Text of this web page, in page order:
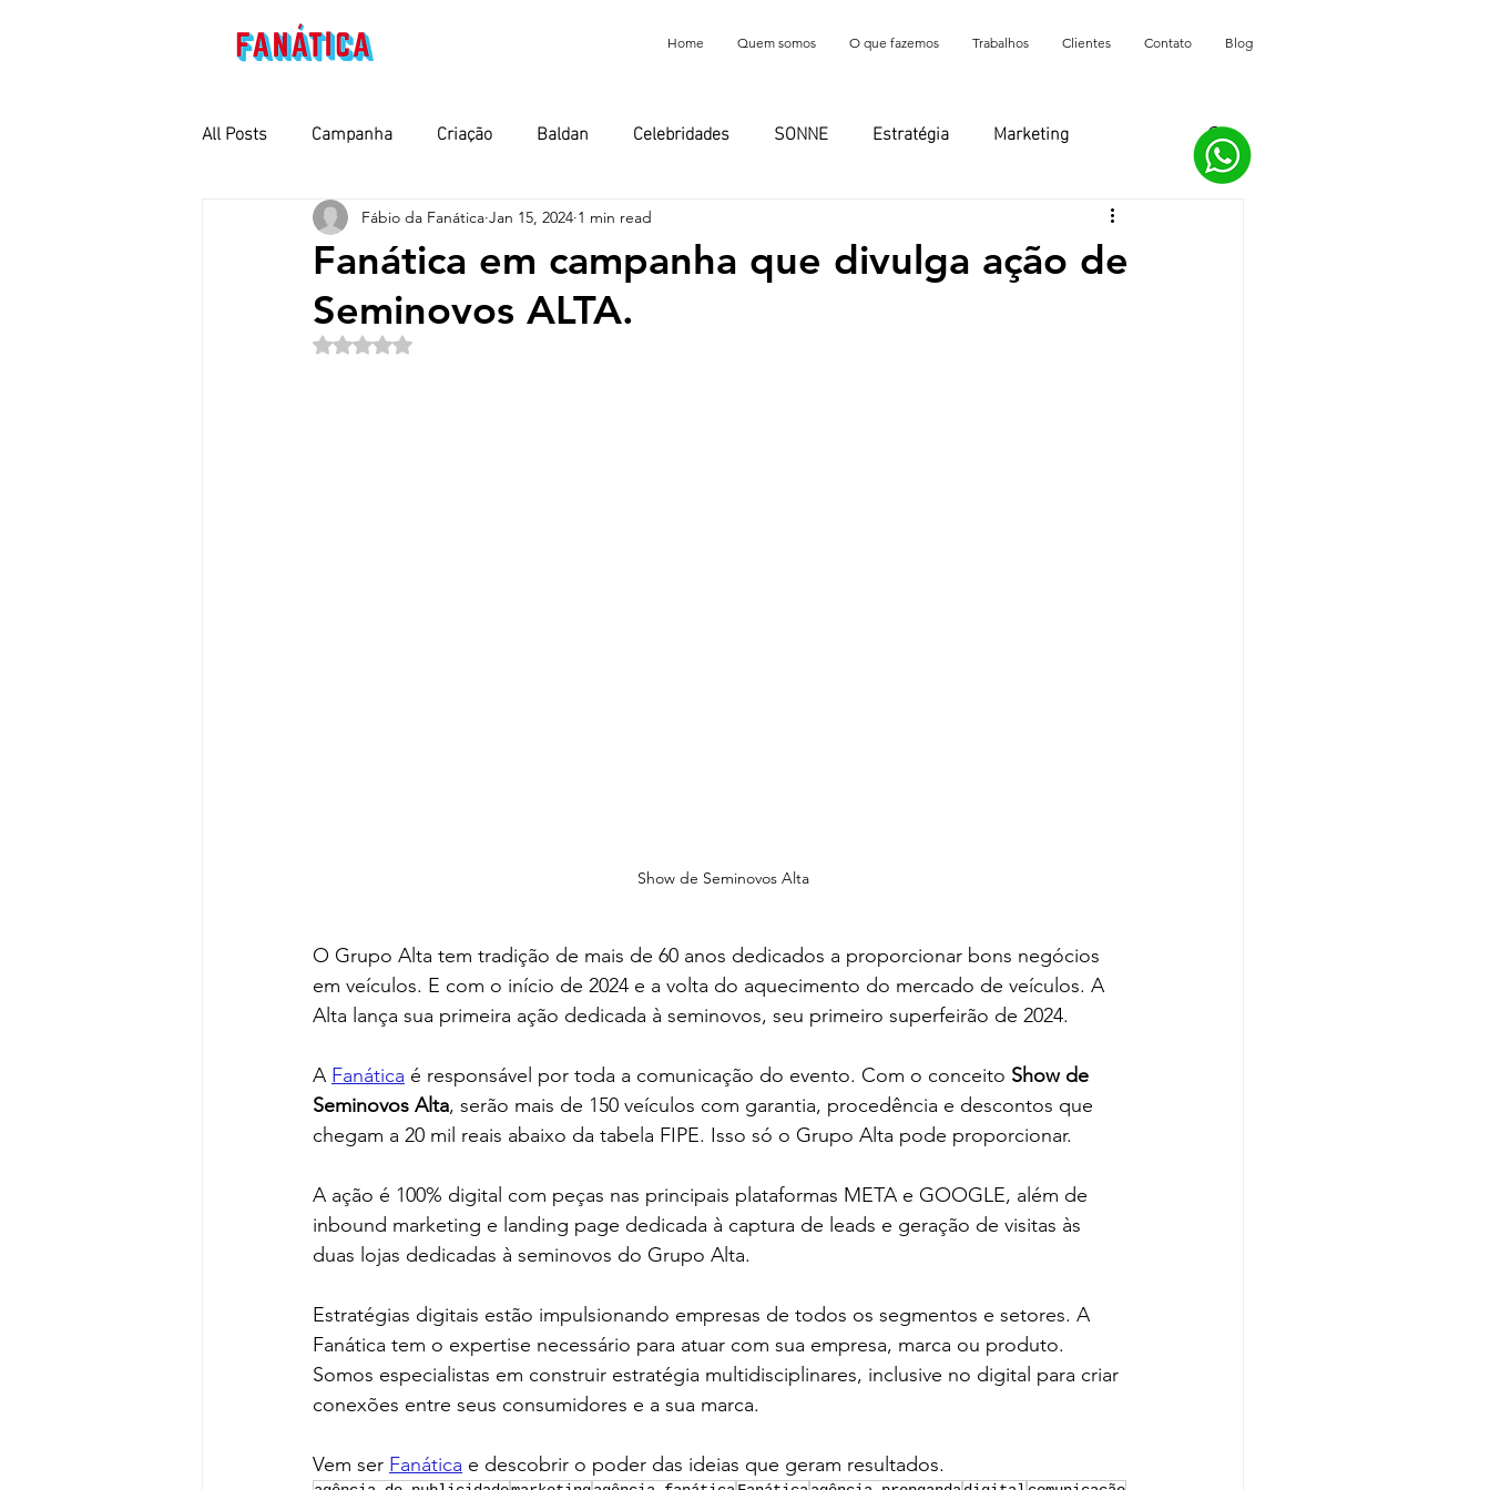
Home Quem somos O que fazemos Trabalhos Clientes Contato Blog
All Posts Campanha Criação Baldan Celebridades SONNE Estratégia Marketing
Marcas e Negócios Feirão Eventos In The Box
Fanática em campanha que divulga ação de
Seminovos ALTA.
Fábio da Fanática Jan 15, 2024 1 min read
Rated NaN out of 5 stars.
Show de Seminovos Alta
O Grupo Alta tem tradição de mais de 60 anos dedicados a proporcionar bons negócios
em veículos. E com o início de 2024 e a volta do aquecimento do mercado de veículos. A
Alta lança sua primeira ação dedicada à seminovos, seu primeiro superfeirão de 2024.
A Fanática é responsável por toda a comunicação do evento. Com o conceito Show de
Seminovos Alta, serão mais de 150 veículos com garantia, procedência e descontos que
chegam a 20 mil reais abaixo da tabela FIPE. Isso só o Grupo Alta pode proporcionar.
A ação é 100% digital com peças nas principais plataformas META e GOOGLE, além de
inbound marketing e landing page dedicada à captura de leads e geração de visitas às
duas lojas dedicadas à seminovos do Grupo Alta.
Estratégias digitais estão impulsionando empresas de todos os segmentos e setores. A
Fanática tem o expertise necessário para atuar com sua empresa, marca ou produto.
Somos especialistas em construir estratégia multidisciplinares, inclusive no digital para criar
conexões entre seus consumidores e a sua marca.
Vem ser Fanática e descobrir o poder das ideias que geram resultados.